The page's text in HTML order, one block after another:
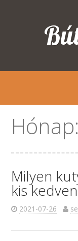
Hónap:
Milyen
kis
2021-07-26